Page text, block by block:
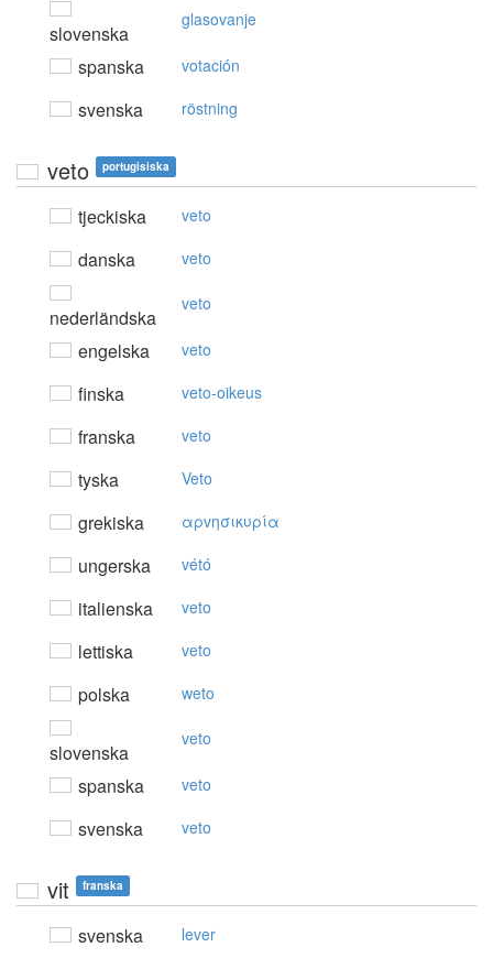
slovenska
glasovanje
spanska votación
svenska röstning
veto portugisiska
tjeckiska veto
danska veto
nederländska
veto
engelska veto
finska veto-oikeus
franska veto
tyska Veto
grekiska αρvησικυρία
ungerska vétó
italienska veto
lettiska veto
polska weto
slovenska
veto
spanska veto
svenska veto
vit franska
svenska lever